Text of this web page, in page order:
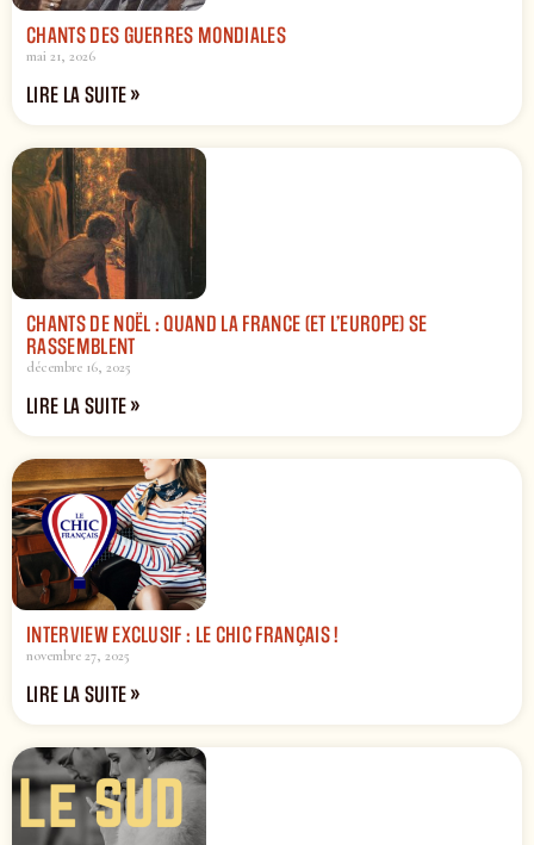
CHANTS DES GUERRES MONDIALES
mai 21, 2026
LIRE LA SUITE »
CHANTS DE NOËL : QUAND LA FRANCE (ET L’EUROPE) SE
RASSEMBLENT
décembre 16, 2025
LIRE LA SUITE »
INTERVIEW EXCLUSIF : LE CHIC FRANÇAIS !
novembre 27, 2025
LIRE LA SUITE »